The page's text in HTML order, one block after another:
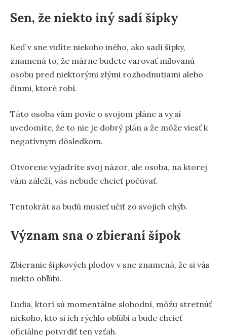
Sen, že niekto iný sadí šípky
Keď v sne vidíte niekoho iného, ako sadí šípky,
znamená to, že márne budete varovať milovanú
osobu pred niektorými zlými rozhodnutiami alebo
činmi, ktoré robí.
Táto osoba vám povie o svojom pláne a vy si
uvedomíte, že to nie je dobrý plán a že môže viesť k
negatívnym dôsledkom.
Otvorene vyjadríte svoj názor, ale osoba, na ktorej
vám záleží, vás nebude chcieť počúvať.
Tentokrát sa budú musieť učiť zo svojich chýb.
Význam sna o zbieraní šípok
Zbieranie šípkových plodov v sne znamená, že si vás
niekto obľúbi.
Ľudia, ktorí sú momentálne slobodní, môžu stretnúť
niekoho, kto si ich rýchlo obľúbi a bude chcieť
oficiálne potvrdiť ten vzťah.